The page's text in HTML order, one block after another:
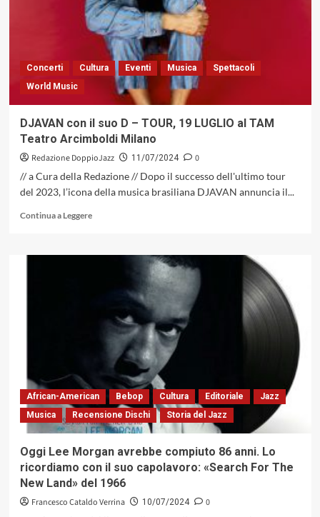
Vittor
–
“From
Window”
(Caligola
Records,
Concerti Cultura Eventi Musica
Spettacoli
World Music
DJAVAN con il suo D – TOUR, 19 LUGLIO al TAM
Teatro Arcimboldi Milano
Redazione DoppioJazz 11/07/2024
0
// a Cura della Redazione // Dopo il successo dell'ultimo tour
del 2023, l’icona della musica brasiliana DJAVAN annuncia il...
Continua a LeggereLeggi
su
LUGLIO
al
TAM
Teatro
Arcimboldi
African-American Bebop Cultura Editoriale
Jazz
Musica
Recensione Dischi Storia del Jazz
Oggi Lee Morgan avrebbe compiuto 86 anni. Lo
ricordiamo con il suo capolavoro: «Search For The
New Land» del 1966
Francesco Cataldo Verrina 10/07/2024
0